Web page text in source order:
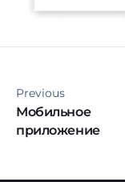
Previous
Мобильное
приложение